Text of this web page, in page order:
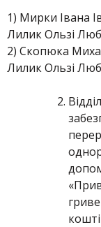
1) Мирки Івана
Лилик Ользі
2) Скопюка
Лилик Ользі